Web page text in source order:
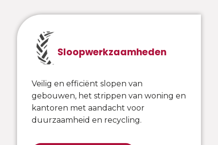
Sloopwerkzaamheden
Veilig en efficiënt slopen van
gebouwen, het strippen van woning en
kantoren met aandacht voor
duurzaamheid en recycling.